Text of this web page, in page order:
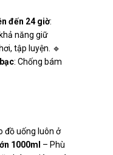
đến 24 giờ:
năng giữ
tập luyện. 🔹
: Chống bám
đồ uống luôn ở
1000ml – Phù